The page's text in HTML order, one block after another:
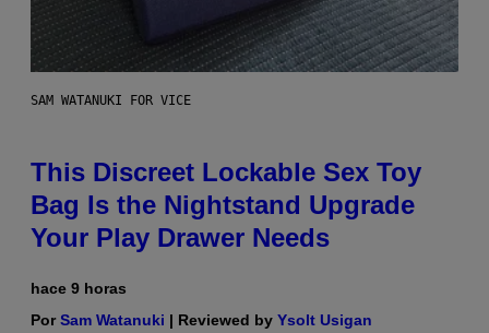
SAM WATANUKI FOR VICE
This Discreet Lockable Sex Toy
Bag Is the Nightstand Upgrade
Your Play Drawer Needs
hace 9 horas
PorSam Watanuki | Reviewed by Ysolt Usigan